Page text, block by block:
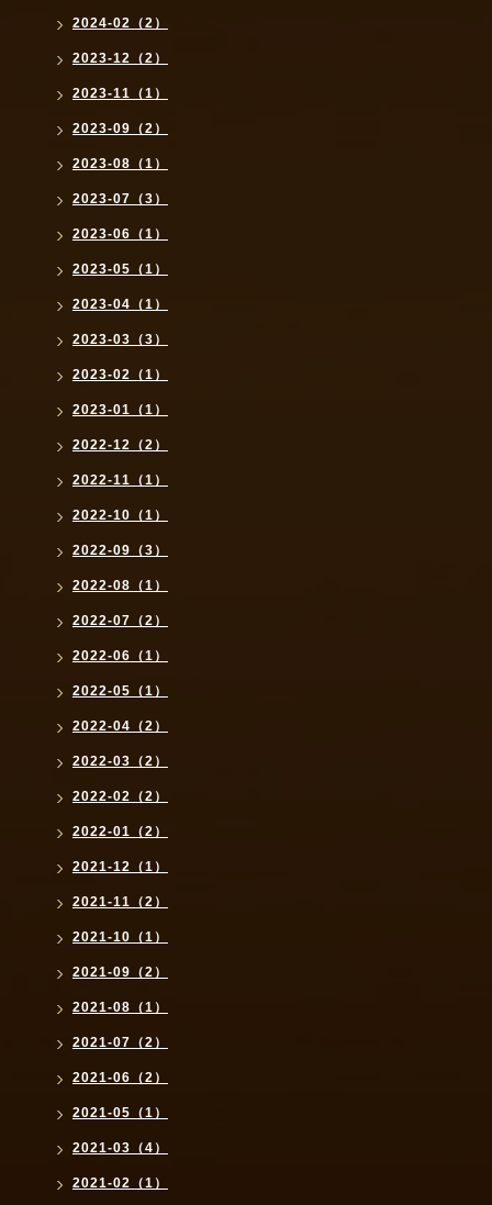
2024-02（2）
2023-12（2）
2023-11（1）
2023-09（2）
2023-08（1）
2023-07（3）
2023-06（1）
2023-05（1）
2023-04（1）
2023-03（3）
2023-02（1）
2023-01（1）
2022-12（2）
2022-11（1）
2022-10（1）
2022-09（3）
2022-08（1）
2022-07（2）
2022-06（1）
2022-05（1）
2022-04（2）
2022-03（2）
2022-02（2）
2022-01（2）
2021-12（1）
2021-11（2）
2021-10（1）
2021-09（2）
2021-08（1）
2021-07（2）
2021-06（2）
2021-05（1）
2021-03（4）
2021-02（1）